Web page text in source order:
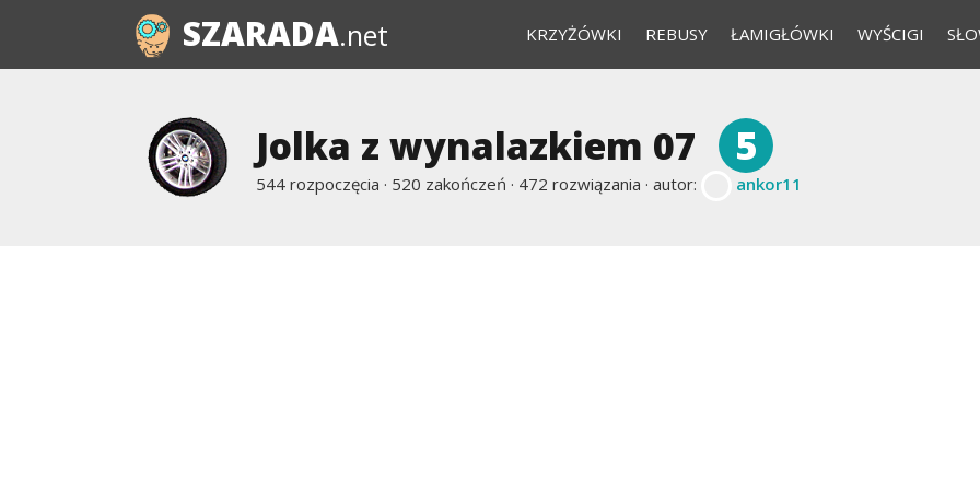
KRZYŻÓWKI REBUSY ŁAMIGŁÓWKI WYŚCIGI
SZARADA.net
Jolka z wynalazkiem 07 5
544 rozpoczęcia · 520 zakończeń · 472 rozwiązania · autor: ankor11